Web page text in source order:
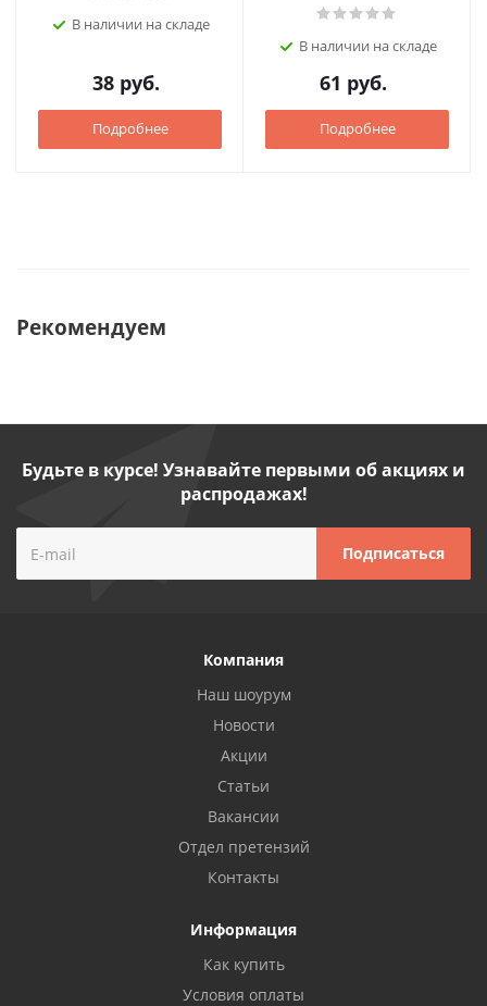
В наличии на складе
38 руб.
Подробнее
В наличии на складе
61 руб.
Подробнее
Рекомендуем
Будьте в курсе! Узнавайте первыми об акциях и
распродажах!
Компания
Наш шоурум
Новости
Акции
Статьи
Вакансии
Отдел претензий
Контакты
Информация
Как купить
Условия оплаты